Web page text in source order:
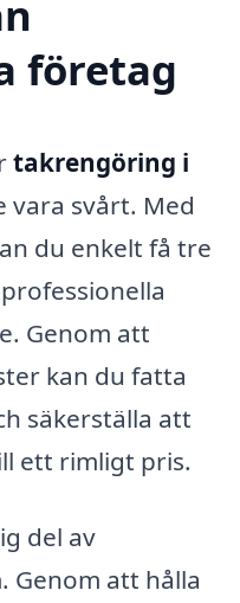
företag
takrengöring i
vara svårt. Med
du enkelt få tre
Genom att
kan du fatta
säkerställa att
ett rimligt pris.
del av
Genom att hålla